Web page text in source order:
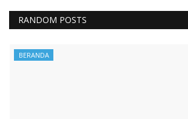
RANDOM POSTS
BERANDA